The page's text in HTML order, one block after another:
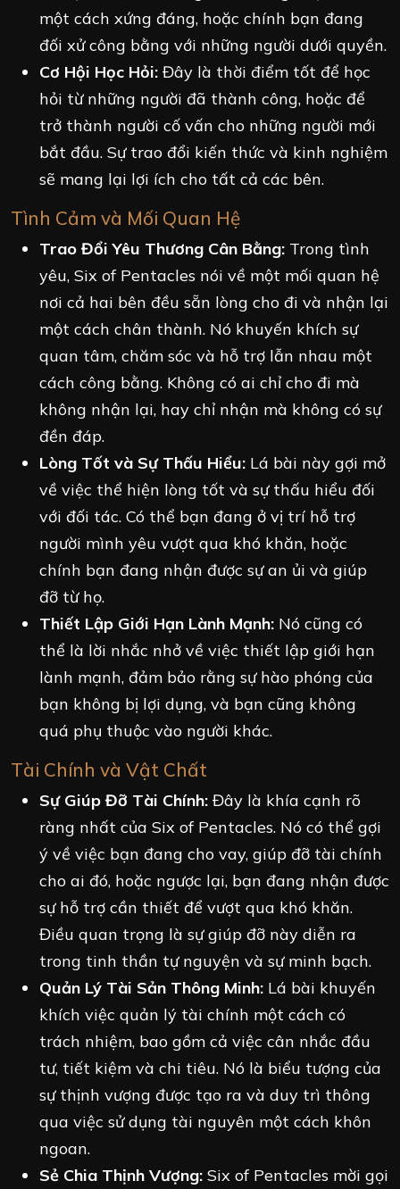
một cách xứng đáng, hoặc chính bạn đang
đối xử công bằng với những người dưới quyền.
Cơ Hội Học Hỏi: Đây là thời điểm tốt để học
hỏi từ những người đã thành công, hoặc để
trở thành người cố vấn cho những người mới
bắt đầu. Sự trao đổi kiến thức và kinh nghiệm
sẽ mang lại lợi ích cho tất cả các bên.
Tình Cảm và Mối Quan Hệ
Trao Đổi Yêu Thương Cân Bằng: Trong tình
yêu, Six of Pentacles nói về một mối quan hệ
nơi cả hai bên đều sẵn lòng cho đi và nhận lại
một cách chân thành. Nó khuyến khích sự
quan tâm, chăm sóc và hỗ trợ lẫn nhau một
cách công bằng. Không có ai chỉ cho đi mà
không nhận lại, hay chỉ nhận mà không có sự
đền đáp.
Lòng Tốt và Sự Thấu Hiểu: Lá bài này gợi mở
về việc thể hiện lòng tốt và sự thấu hiểu đối
với đối tác. Có thể bạn đang ở vị trí hỗ trợ
người mình yêu vượt qua khó khăn, hoặc
chính bạn đang nhận được sự an ủi và giúp
đỡ từ họ.
Thiết Lập Giới Hạn Lành Mạnh: Nó cũng có
thể là lời nhắc nhở về việc thiết lập giới hạn
lành mạnh, đảm bảo rằng sự hào phóng của
bạn không bị lợi dụng, và bạn cũng không
quá phụ thuộc vào người khác.
Tài Chính và Vật Chất
Sự Giúp Đỡ Tài Chính: Đây là khía cạnh rõ
ràng nhất của Six of Pentacles. Nó có thể gợi
ý về việc bạn đang cho vay, giúp đỡ tài chính
cho ai đó, hoặc ngược lại, bạn đang nhận được
sự hỗ trợ cần thiết để vượt qua khó khăn.
Điều quan trọng là sự giúp đỡ này diễn ra
trong tinh thần tự nguyện và sự minh bạch.
Quản Lý Tài Sản Thông Minh: Lá bài khuyến
khích việc quản lý tài chính một cách có
trách nhiệm, bao gồm cả việc cân nhắc đầu
tư, tiết kiệm và chi tiêu. Nó là biểu tượng của
sự thịnh vượng được tạo ra và duy trì thông
qua việc sử dụng tài nguyên một cách khôn
ngoan.
Sẻ Chia Thịnh Vượng: Six of Pentacles mời gọi